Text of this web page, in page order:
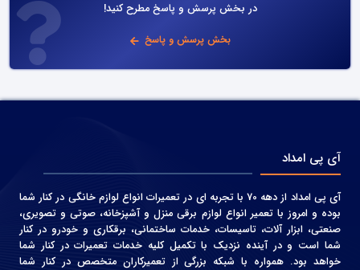
در بخش پرسش و پاسخ مطرح کنید!
بخش پرسش و پاسخ
آی پی امداد
آی پی امداد از دهه 70 با تجربه ای در تعمیرات انواع لوازم خانگی در کنار شما
بوده و امروز با تعمیر انواع لوازم برقی منزل و آشپزخانه، صوتی و‌ تصویری،
صنعتی، ابزار آلات، تاسیسات، خدمات ساختمانی، برقکاری و خودرو در کنار
شما است و در آینده نزدیک با تکمیل کلیه خدمات تعمیرات در کنار شما
خواهد بود. همواره با شبکه بزرگی از تعمیرکاران متخصص در کنار شما